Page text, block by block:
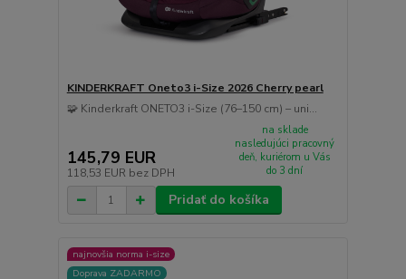
KINDERKRAFT Oneto3 i-Size 2026 Cherry pearl
🧩 Kinderkraft ONETO3 i-Size (76–150 cm) – uni...
145,79 EUR
118,53 EUR bez DPH
na sklade
nasledujúci pracovný
deň, kuriérom u Vás
do 3 dní
Pridať do košíka
najnovšia norma i-size
Doprava ZADARMO